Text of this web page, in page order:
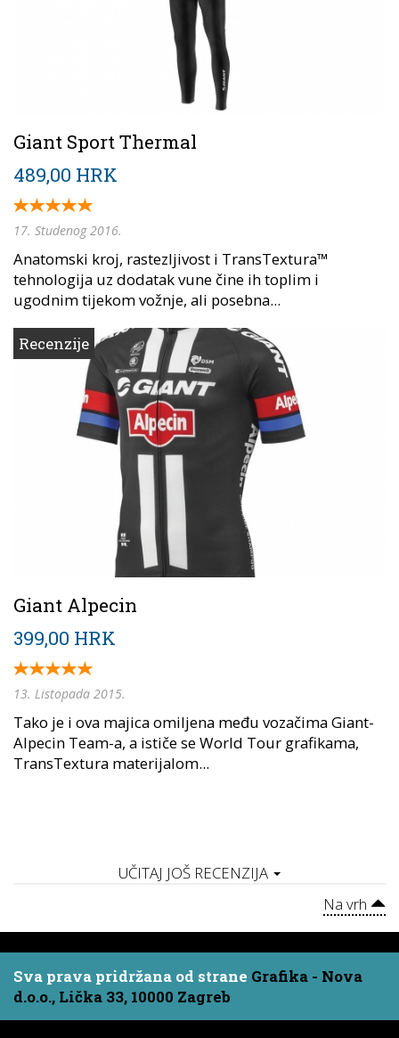
Giant Sport Thermal
489,00 HRK
17. Studenog 2016.
Anatomski kroj, rastezljivost i TransTextura™
tehnologija uz dodatak vune čine ih toplim i
ugodnim tijekom vožnje, ali posebna...
Recenzije
Giant Alpecin
399,00 HRK
13. Listopada 2015.
Tako je i ova majica omiljena među vozačima Giant-
Alpecin Team-a, a ističe se World Tour grafikama,
TransTextura materijalom...
UČITAJ JOŠ RECENZIJA
Na vrh
Sva prava pridržana od strane Grafika - Nova
d.o.o., Lička 33, 10000 Zagreb